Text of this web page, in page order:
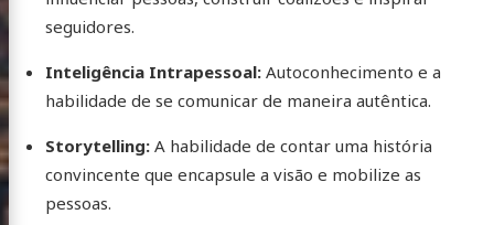
seguidores.
Inteligência Intrapessoal: Autoconhecimento e a
habilidade de se comunicar de maneira autêntica.
Storytelling: A habilidade de contar uma história
convincente que encapsule a visão e mobilize as
pessoas.
Virtual